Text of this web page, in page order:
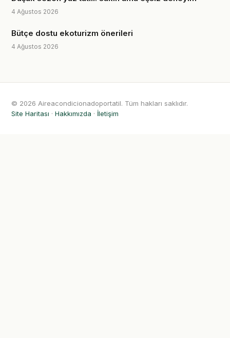
4 Ağustos 2026
Bütçe dostu ekoturizm önerileri
4 Ağustos 2026
© 2026 Aireacondicionadoportatil. Tüm hakları saklıdır.
Site Haritası · Hakkımızda · İletişim